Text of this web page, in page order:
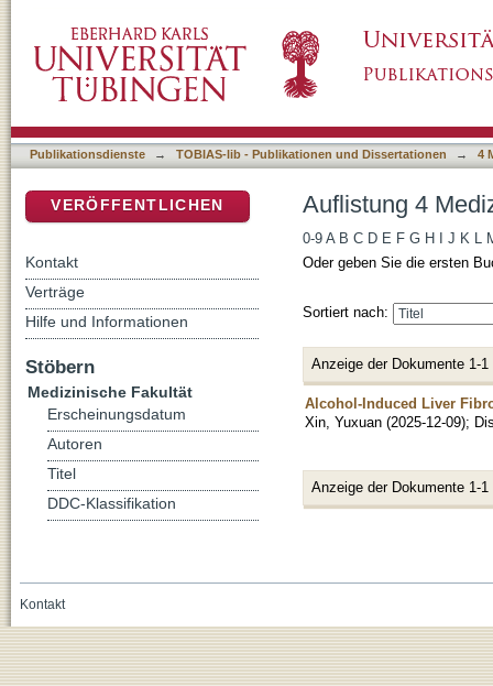
Publikationsdienste → TOBIAS-lib - Publikationen und Dissertationen → 4
Auflistung 4
0-9 A B C D E F G H J K L
Oder geben Sie die ersten
Sortiert nach:
Anzeige der Dokumente 1-1
Alcohol‑Induced Liver
Xin, Yuxuan (2025-12-09);
Anzeige der Dokumente 1-1
VERÖFFENTLICHEN
Kontakt
Verträge
Hilfe und Informationen
Stöbern
Medizinische Fakultät
Erscheinungsdatum
Autoren
Titel
DDC-Klassifikation
Kontakt